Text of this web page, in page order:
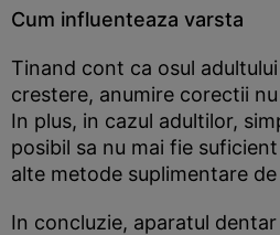
Cum influenteaza varsta
Tinand cont ca osul
crestere, anumire corectii
In plus, in cazul adultilor,
posibil sa nu mai fie
alte metode suplimentare
In concluzie, aparatul